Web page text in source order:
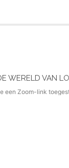
WERELD VAN
een Zoom-link